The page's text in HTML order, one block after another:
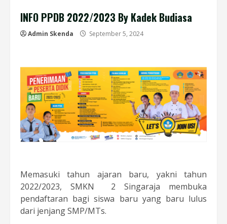
INFO PPDB 2022/2023 By Kadek Budiasa
Admin Skenda September 5, 2024
Memasuki tahun ajaran baru, yakni tahun
2022/2023, SMKN 2 Singaraja membuka
pendaftaran bagi siswa baru yang baru lulus
dari jenjang SMP/MTs.